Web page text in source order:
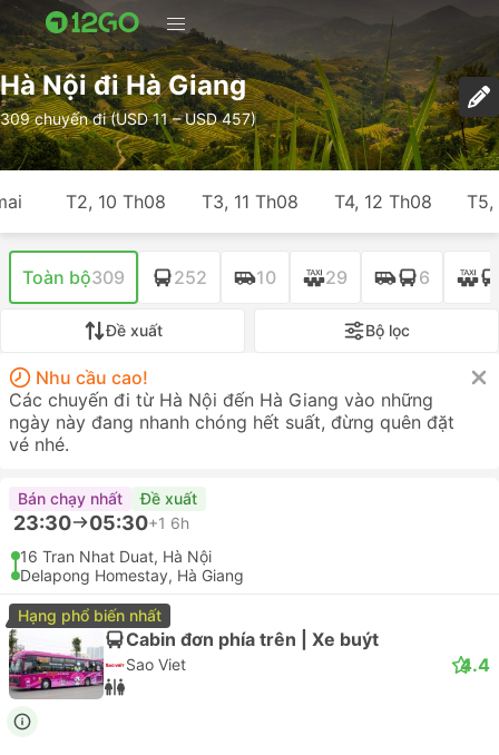
Hà Nội đi Hà Giang
309 chuyến đi (USD 11 – USD 457)
T2, 10 Th08 T3, 11 Th08 T4, 12 Th08 T5,
Toàn bộ309 252 10 29 6
Đề xuất Bộ lọc
Nhu cầu cao!
Các chuyến đi từ Hà Nội đến Hà Giang vào những
ngày này đang nhanh chóng hết suất, đừng quên đặt
vé nhé.
Bán chạy nhất Đề xuất
23:30 05:30+1 6h
16 Tran Nhat Duat, Hà Nội
Delapong Homestay, Hà Giang
Hạng phổ biến nhất
Cabin đơn phía trên | Xe buýt
Sao Viet 4.4